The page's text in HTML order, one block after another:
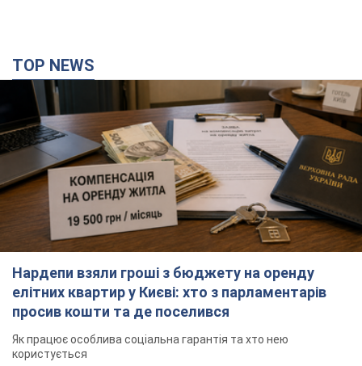
Нардепи взяли гроші з бюджету на оренду
елітних квартир у Києві: хто з парламентарів
просив кошти та де поселився
Як працює особлива соціальна гарантія та хто нею
користується
2 години тому 30,5 т.
Армія Росії здійснила масовану атаку на Одесу:
горіла історична частина міста, є постраждалі.
Фото та відео
годину тому